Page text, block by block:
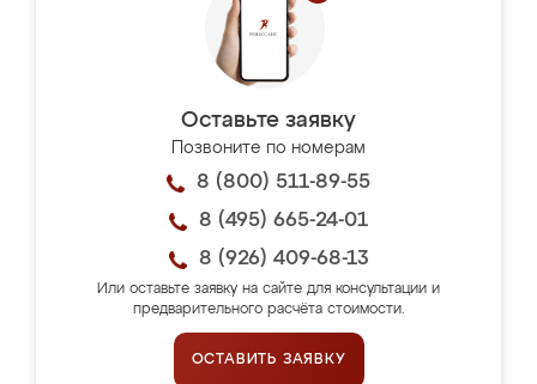
Оставьте заявку
Позвоните по номерам
8 (800) 511-89-55
8 (495) 665-24-01
8 (926) 409-68-13
Или оставьте заявку на сайте для консультации и
предварительного расчёта стоимости.
ОСТАВИТЬ ЗАЯВКУ